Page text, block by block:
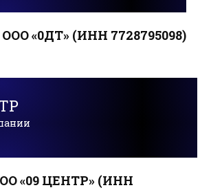
«0ДТ» (ИНН 7728795098)
«09 ЦЕНТР» (ИНН